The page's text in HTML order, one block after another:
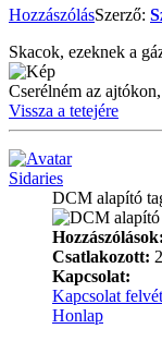
HozzászólásSzerző:
Skacok, ezeknek a
Cserélném az
Vissza a tetejére
Sidaries
DCM alapító
Hozzászólások:
Csatlakozott:
Kapcsolat:
Kapcsolat
Honlap